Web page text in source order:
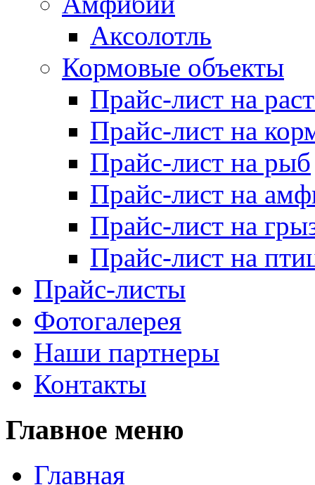
Аксолотль
Кормовые объекты
Прайс-лист на
Прайс-лист на
Прайс-лист на рыб
Прайс-лист на
Прайс-лист на
Прайс-лист на
Прайс-листы
Фотогалерея
Наши партнеры
Контакты
Главное меню
Главная